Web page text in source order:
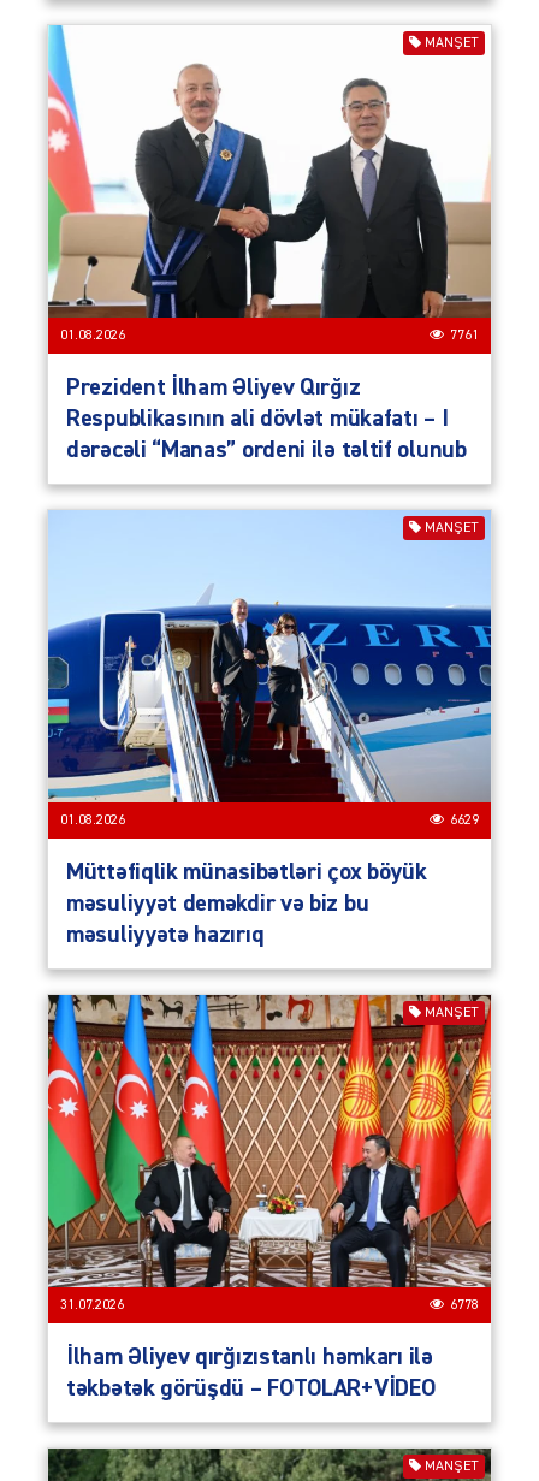
MANŞET
01.08.2026 7761
Prezident İlham Əliyev Qırğız
Respublikasının ali dövlət mükafatı – I
dərəcəli “Manas” ordeni ilə təltif olunub
MANŞET
01.08.2026 6629
Müttəfiqlik münasibətləri çox böyük
məsuliyyət deməkdir və biz bu
məsuliyyətə hazırıq
MANŞET
31.07.2026 6778
İlham Əliyev qırğızıstanlı həmkarı ilə
təkbətək görüşdü – FOTOLAR+VİDEO
MANŞET